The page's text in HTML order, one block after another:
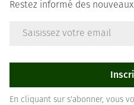
Restez informé des
En cliquant sur s'abonner, vous